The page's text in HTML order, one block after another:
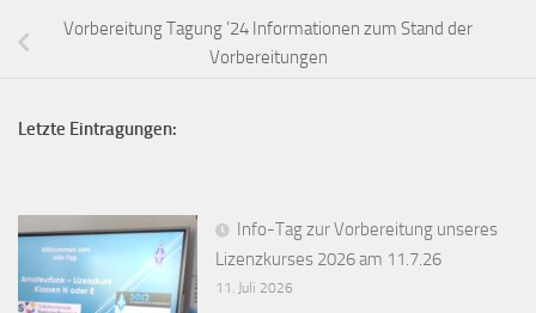
Vorbereitung Tagung ’24 Informationen zum Stand der
Vorbereitungen
Letzte Eintragungen:
Info-Tag zur Vorbereitung unseres
Lizenzkurses 2026 am 11.7.26
11. Juli 2026